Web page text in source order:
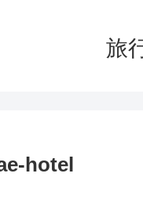
旅
hotel